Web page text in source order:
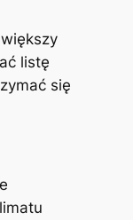
listę
się